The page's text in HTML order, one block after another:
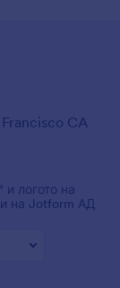
CA
логото на
на Jotform АД